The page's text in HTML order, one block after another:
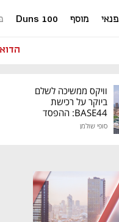
פנאי מוסף Duns 100
וויקס ממשיכה לשלם
ביוקר על רכישת
BASE44: ההפסד
סופי שולמן